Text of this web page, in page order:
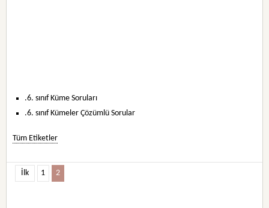
.6. sınıf Küme Soruları
.6. sınıf Kümeler Çözümlü Sorular
Tüm Etiketler
İlk 1 2